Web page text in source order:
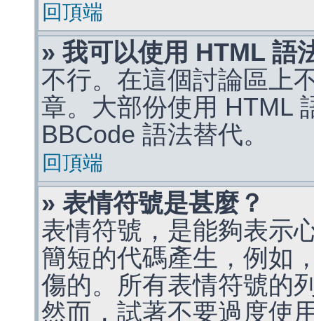
回頂端
» 我可以使用 HTML 語
不行。在這個討論區上
章。大部份使用 HTML
BBCode 語法替代。
回頂端
» 表情符號是甚麼？
表情符號，是能夠表示
簡短的代碼產生，例如
傷的。所有表情符號的
然而，試著不要過度使